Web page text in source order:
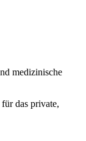
medizinische
das private,